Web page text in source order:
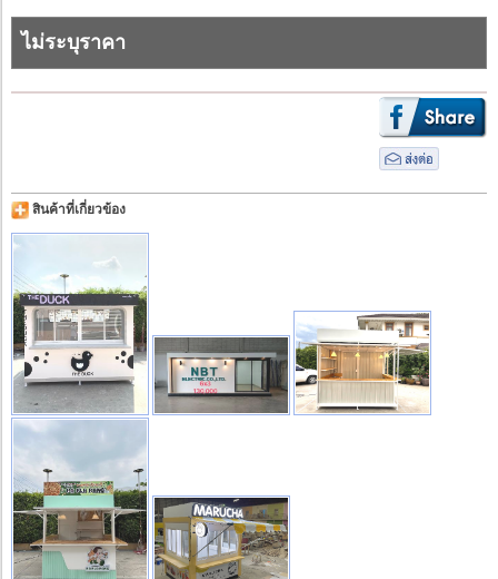
ไม่ระบุราคา
สินค้าที่เกี่ยวข้อง